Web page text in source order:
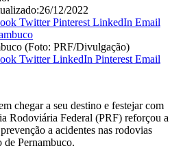
26/12/2022
Twitter Pinterest LinkedIn Email
(Foto: PRF/Divulgação)
Twitter LinkedIn Pinterest Email
chegar a seu destino e festejar com
Rodoviária Federal (PRF) reforçou a
a acidentes nas rodovias
de Pernambuco.